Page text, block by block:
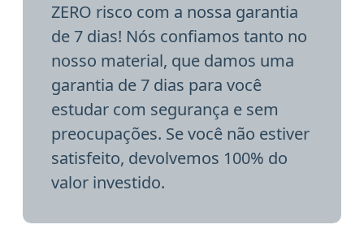
ZERO risco com a nossa garantia
de 7 dias! Nós confiamos tanto no
nosso material, que damos uma
garantia de 7 dias para você
estudar com segurança e sem
preocupações. Se você não estiver
satisfeito, devolvemos 100% do
valor investido.